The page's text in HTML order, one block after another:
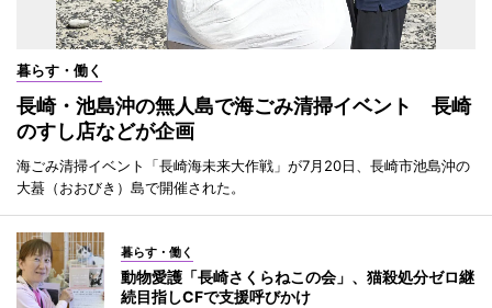
暮らす・働く
長崎・池島沖の無人島で海ごみ清掃イベント 長崎
のすし店などが企画
海ごみ清掃イベント「長崎海未来大作戦」が7月20日、長崎市池島沖の
大蟇（おおびき）島で開催された。
暮らす・働く
動物愛護「長崎さくらねこの会」、猫殺処分ゼロ継
続目指しCFで支援呼びかけ